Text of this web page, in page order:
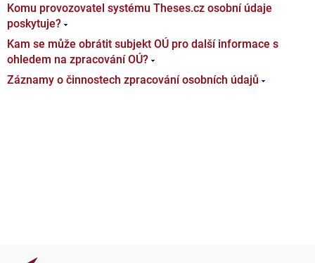
Komu provozovatel systému Theses.cz osobní údaje
poskytuje?
Kam se může obrátit subjekt OÚ pro další informace s
ohledem na zpracování OÚ?
Záznamy o činnostech zpracování osobních údajů